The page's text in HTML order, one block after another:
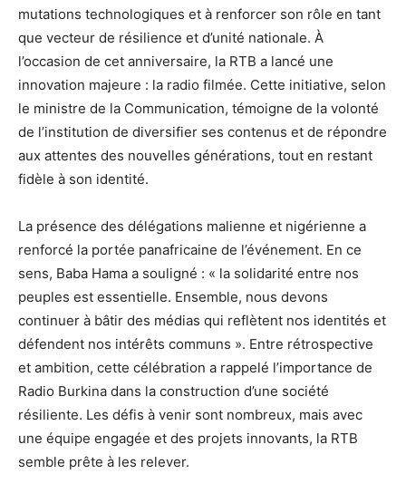
mutations technologiques et à renforcer son rôle en tant
que vecteur de résilience et d’unité nationale. À
l’occasion de cet anniversaire, la RTB a lancé une
innovation majeure : la radio filmée. Cette initiative, selon
le ministre de la Communication, témoigne de la volonté
de l’institution de diversifier ses contenus et de répondre
aux attentes des nouvelles générations, tout en restant
fidèle à son identité.
La présence des délégations malienne et nigérienne a
renforcé la portée panafricaine de l’événement. En ce
sens, Baba Hama a souligné : « la solidarité entre nos
peuples est essentielle. Ensemble, nous devons
continuer à bâtir des médias qui reflètent nos identités et
défendent nos intérêts communs ». Entre rétrospective
et ambition, cette célébration a rappelé l’importance de
Radio Burkina dans la construction d’une société
résiliente. Les défis à venir sont nombreux, mais avec
une équipe engagée et des projets innovants, la RTB
semble prête à les relever.